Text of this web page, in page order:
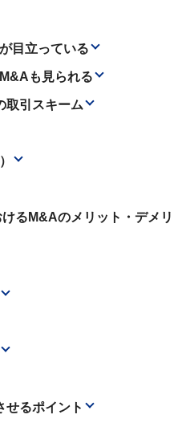
目立っている
も見られる
取引スキーム
けるM&Aのメリット・デメリ
せるポイント